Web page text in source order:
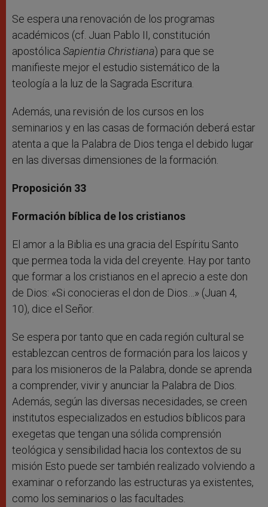
Se espera una renovación de los programas
académicos (cf. Juan Pablo II, constitución
apostólica Sapientia Christiana) para que se
manifieste mejor el estudio sistemático de la
teología a la luz de la Sagrada Escritura.
Además, una revisión de los cursos en los
seminarios y en las casas de formación deberá estar
atenta a que la Palabra de Dios tenga el debido lugar
en las diversas dimensiones de la formación.
Proposición 33
Formación bíblica de los cristianos
El amor a la Biblia es una gracia del Espíritu Santo
que permea toda la vida del creyente. Hay por tanto
que formar a los cristianos en el aprecio a este don
de Dios: «Si conocieras el don de Dios…» (Juan 4,
10), dice el Señor.
Se espera por tanto que en cada región cultural se
establezcan centros de formación para los laicos y
para los misioneros de la Palabra, donde se aprenda
a comprender, vivir y anunciar la Palabra de Dios.
Además, según las diversas necesidades, se creen
institutos especializados en estudios bíblicos para
exegetas que tengan una sólida comprensión
teológica y sensibilidad hacia los contextos de su
misión Esto puede ser también realizado volviendo a
examinar o reforzando las estructuras ya existentes,
como los seminarios o las facultades.